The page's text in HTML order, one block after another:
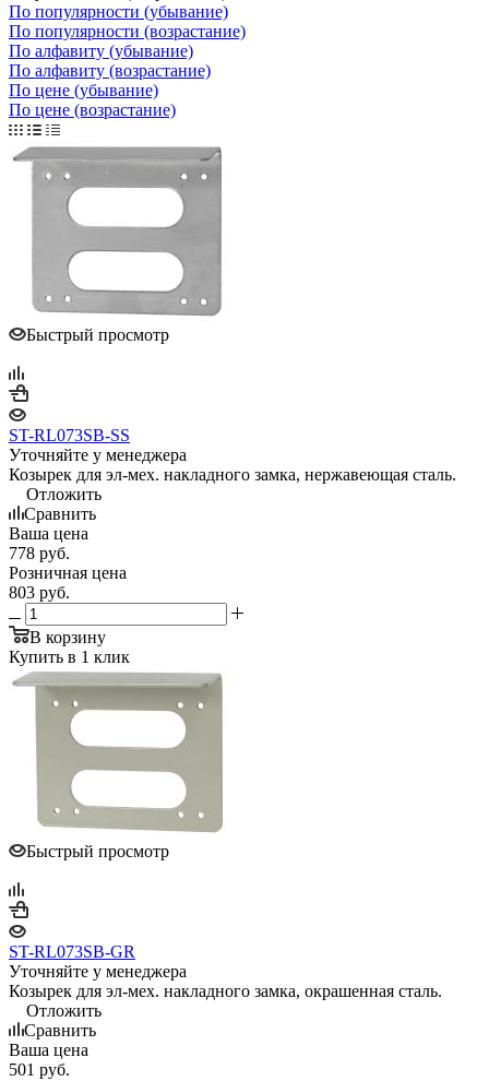
По популярности (убывание)
По популярности (возрастание)
По алфавиту (убывание)
По алфавиту (возрастание)
По цене (убывание)
По цене (возрастание)
Быстрый просмотр
ST-RL073SB-SS
Уточняйте у менеджера
Козырек для эл-мех. накладного замка, нержавеющая сталь.
Отложить
Сравнить
Ваша цена
778 руб.
Розничная цена
803 руб.
В корзину
Купить в 1 клик
Быстрый просмотр
ST-RL073SB-GR
Уточняйте у менеджера
Козырек для эл-мех. накладного замка, окрашенная сталь.
Отложить
Сравнить
Ваша цена
501 руб.